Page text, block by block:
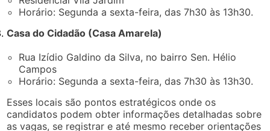
Horário: Segunda a sexta-feira, das 7h30 às 13h30.
Casa do Cidadão (Casa Amarela)
Rua Izídio Galdino da Silva, no bairro Sen. Hélio
Campos
Horário: Segunda a sexta-feira, das 7h30 às 13h30.
Esses locais são pontos estratégicos onde os
candidatos podem obter informações detalhadas sobre
as vagas, se registrar e até mesmo receber orientações